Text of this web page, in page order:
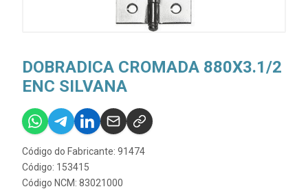
DOBRADICA CROMADA 880X3.1/2
ENC SILVANA
Código do Fabricante: 91474
Código: 153415
Código NCM: 83021000